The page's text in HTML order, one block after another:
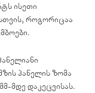
ისეთი
როგორიცაა
პანელის ზომა
მდე დაკეცვისას.